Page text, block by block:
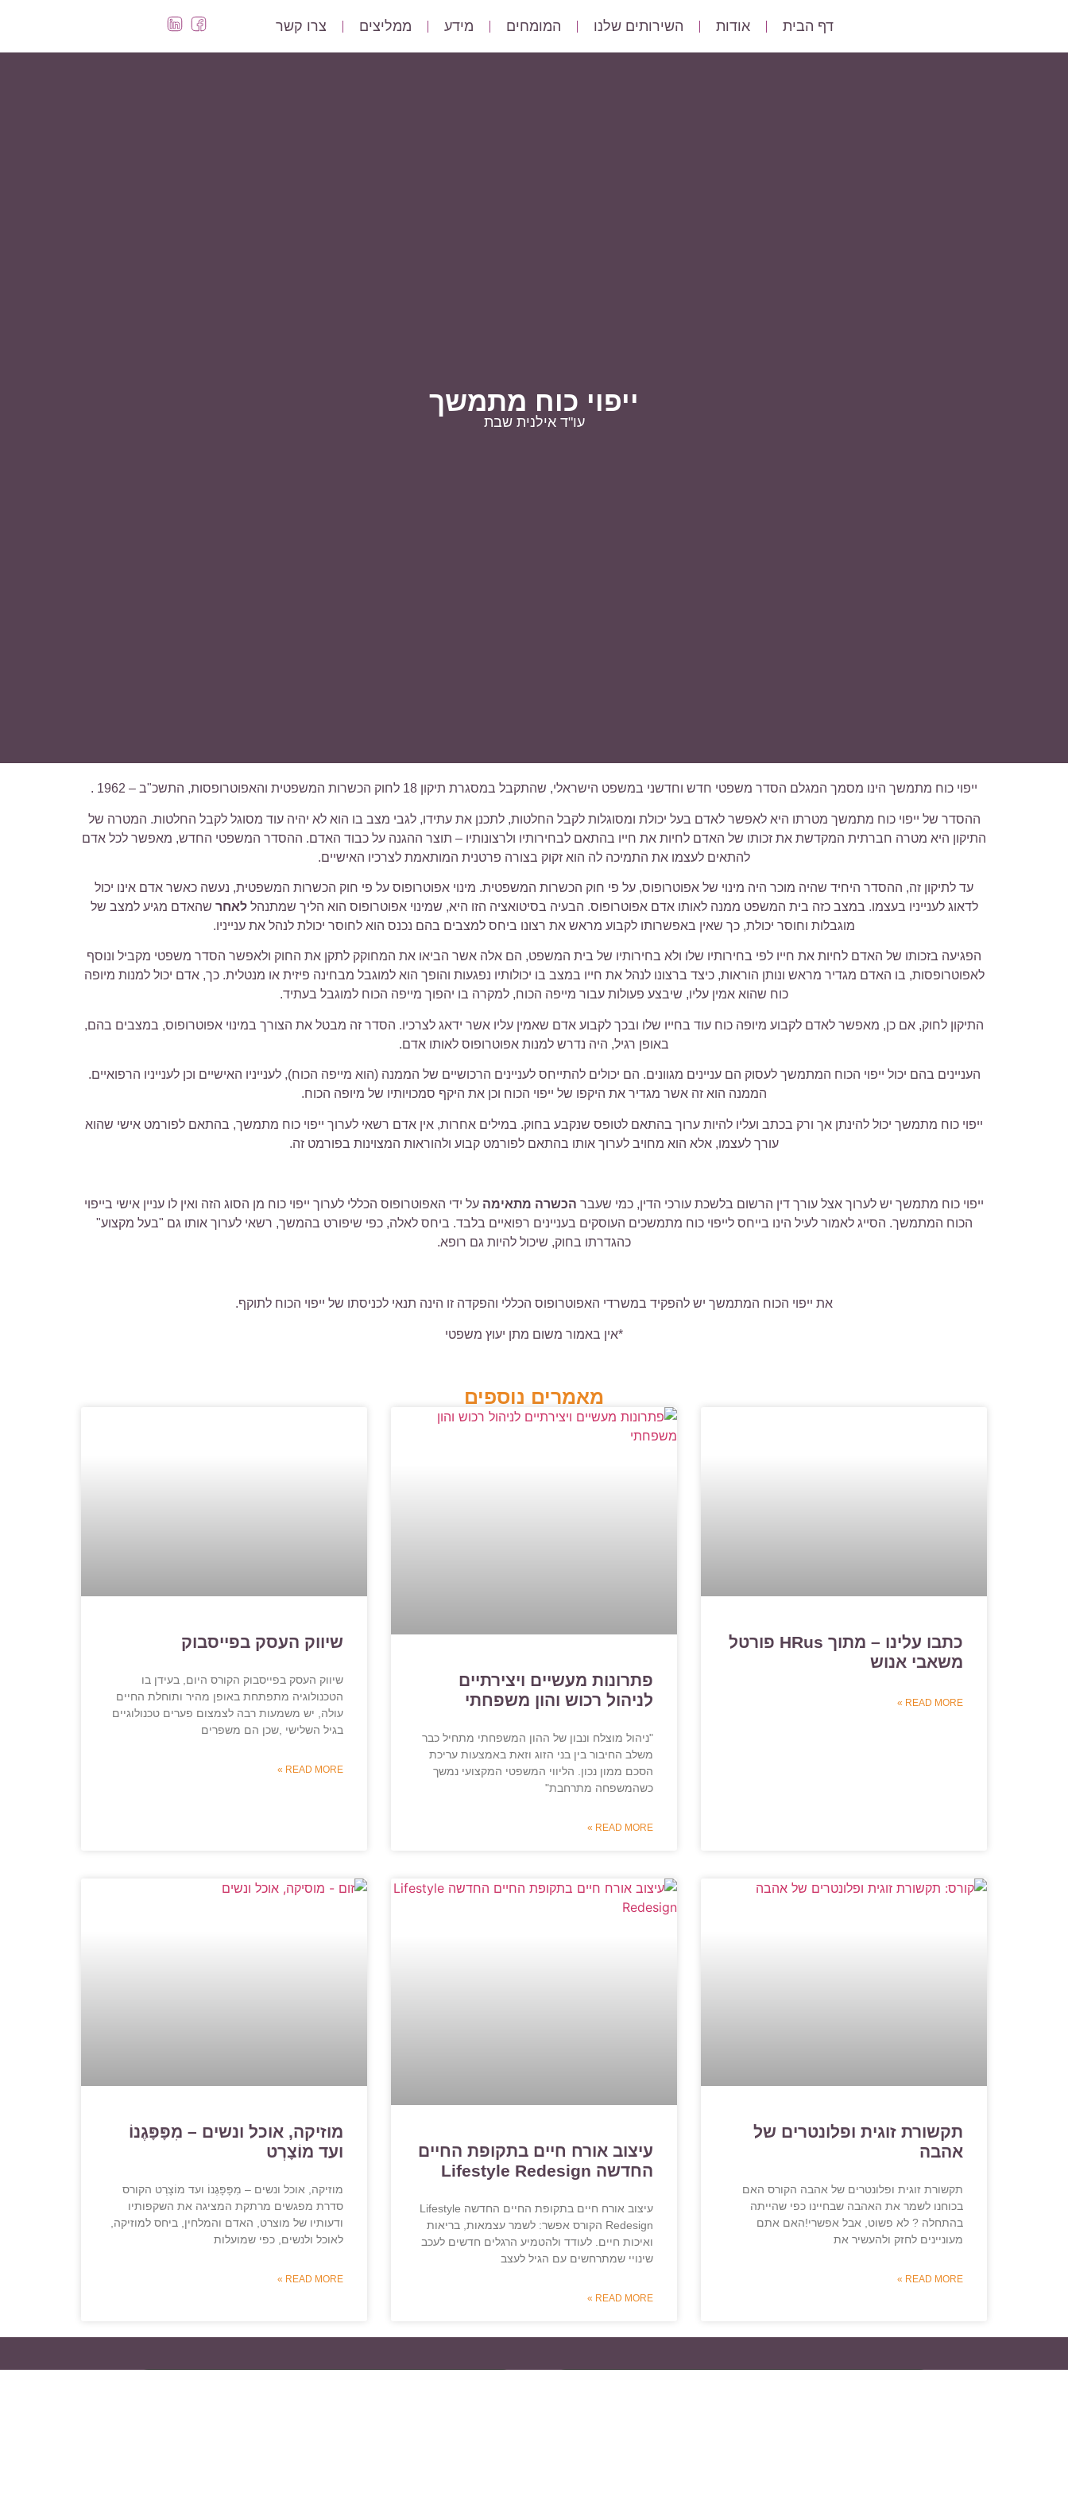
דף הבית אודות השירותים שלנו המומחים מידע ממליצים צרו קשר
ייפוי כוח מתמשך
עו"ד אילנית שבת
ייפוי כוח מתמשך הינו מסמך המגלם הסדר משפטי חדש וחדשני במשפט הישראלי, שהתקבל במסגרת תיקון 18 לחוק הכשרות המשפטית והאפוטרופסות, התשכ"ב – 1962 .
ההסדר של ייפוי כוח מתמשך מטרתו היא לאפשר לאדם בעל יכולת ומסוגלות לקבל החלטות, לתכנן את עתידו, לגבי מצב בו הוא לא יהיה עוד מסוגל לקבל החלטות. המטרה של
התיקון היא מטרה חברתית המקדשת את זכותו של האדם לחיות את חייו בהתאם לבחירותיו ולרצונותיו – תוצר ההגנה על כבוד האדם. ההסדר המשפטי החדש, מאפשר לכל אדם
להתאים לעצמו את התמיכה לה הוא זקוק בצורה פרטנית המותאמת לצרכיו האישיים.
עד לתיקון זה, ההסדר היחיד שהיה מוכר היה מינוי של אפוטרופוס, על פי חוק הכשרות המשפטית. מינוי אפוטרופוס על פי חוק הכשרות המשפטית, נעשה כאשר אדם אינו יכול
לדאוג לענייניו בעצמו. במצב כזה בית המשפט ממנה לאותו אדם אפוטרופוס. הבעיה בסיטואציה הזו היא, שמינוי אפוטרופוס הוא הליך שמתנהל לאחר שהאדם מגיע למצב של
מוגבלות וחוסר יכולת, כך שאין באפשרותו לקבוע מראש את רצונו ביחס למצבים בהם נכנס הוא לחוסר יכולת לנהל את ענייניו.
הפגיעה בזכותו של האדם לחיות את חייו לפי בחירותיו שלו ולא בחירותיו של בית המשפט, הם אלה אשר הביאו את המחוקק לתקן את החוק ולאפשר הסדר משפטי מקביל ונוסף
לאפוטרופסות, בו האדם מגדיר מראש ונותן הוראות, כיצד ברצונו לנהל את חייו במצב בו יכולותיו נפגעות והופך הוא למוגבל מבחינה פיזית או מנטלית. כך, אדם יכול למנות מיופה
כוח שהוא אמין עליו, שיבצע פעולות עבור מייפה הכוח, למקרה בו יהפוך מייפה הכוח למוגבל בעתיד.
התיקון לחוק, אם כן, מאפשר לאדם לקבוע מיופה כוח עוד בחייו שלו ובכך לקבוע אדם שאמין עליו אשר ידאג לצרכיו. הסדר זה מבטל את הצורך במינוי אפוטרופוס, במצבים בהם,
באופן רגיל, היה נדרש למנות אפוטרופוס לאותו אדם.
העניינים בהם יכול ייפוי הכוח המתמשך לעסוק הם עניינים מגוונים. הם יכולים להתייחס לעניינים הרכושיים של הממנה (הוא מייפה הכוח), לענייניו האישיים וכן לענייניו הרפואיים.
הממנה הוא זה אשר מגדיר את היקפו של ייפוי הכוח וכן את היקף סמכויותיו של מיופה הכוח.
ייפוי כוח מתמשך יכול להינתן אך ורק בכתב ועליו להיות ערוך בהתאם לטופס שנקבע בחוק. במילים אחרות, אין אדם רשאי לערוך ייפוי כוח מתמשך, בהתאם לפורמט אישי שהוא
עורך לעצמו, אלא הוא מחויב לערוך אותו בהתאם לפורמט קבוע ולהוראות המצוינות בפורמט זה.
ייפוי כוח מתמשך יש לערוך אצל עורך דין הרשום בלשכת עורכי הדין, כמי שעבר הכשרה מתאימה על ידי האפוטרופוס הכללי לערוך ייפוי כוח מן הסוג הזה ואין לו עניין אישי בייפוי
הכוח המתמשך. הסייג לאמור לעיל הינו בייחס לייפוי כוח מתמשכים העוסקים בעניינים רפואיים בלבד. ביחס לאלה, כפי שיפורט בהמשך, רשאי לערוך אותו גם "בעל מקצוע"
כהגדרתו בחוק, שיכול להיות גם רופא.
את ייפוי הכוח המתמשך יש להפקיד במשרדי האפוטרופוס הכללי והפקדה זו הינה תנאי לכניסתו של ייפוי הכוח לתוקף.
*אין באמור משום מתן יעוץ משפטי
מאמרים נוספים
כתבו עלינו – מתוך HRus פורטל
משאבי אנוש
READ MORE »
פתרונות מעשיים ויצירתיים
לניהול רכוש והון משפחתי
"ניהול מוצלח ונבון של ההון המשפחתי מתחיל כבר
משלב החיבור בין בני הזוג וזאת באמצעות עריכת
הסכם ממון נכון. הליווי המשפטי המקצועי נמשך
כשהמשפחה מתרחבת"
READ MORE »
שיווק העסק בפייסבוק
שיווק העסק בפייסבוק הקורס היום, בעידן בו
הטכנולוגיה מתפתחת באופן מהיר ותוחלת החיים
עולה, יש משמעות רבה לצמצום פערים טכנולוגיים
בגיל השלישי ,שכן הם משפרים
READ MORE »
תקשורת זוגית ופלונטרים של
אהבה
תקשורת זוגית ופלונטרים של אהבה הקורס האם
בכוחנו לשמר את האהבה שבחיינו כפי שהייתה
בהתחלה ? לא פשוט, אבל אפשרי!האם אתם
מעוניינים לחזק ולהעשיר את
READ MORE »
עיצוב אורח חיים בתקופת החיים
החדשה Lifestyle Redesign
עיצוב אורח חיים בתקופת החיים החדשה Lifestyle
Redesign הקורס אפשר: לשמר עצמאות, בריאות
ואיכות חיים. לעודד ולהטמיע הרגלים חדשים לעכב
שינויי שמתרחשים עם הגיל לעצב
READ MORE »
מוזיקה, אוכל ונשים – מִפָּפָּגֶנוֹ
ועד מוֹצָרְט
מוזיקה, אוכל ונשים – מִפָּפָּגֶנוֹ ועד מוֹצָרְט הקורס
סדרת מפגשים מרתקת המציגה את השקפותיו
ודעותיו של מוצרט, האדם והמלחין, ביחס למוזיקה,
לאוכל ולנשים, כפי שמועלות
READ MORE »